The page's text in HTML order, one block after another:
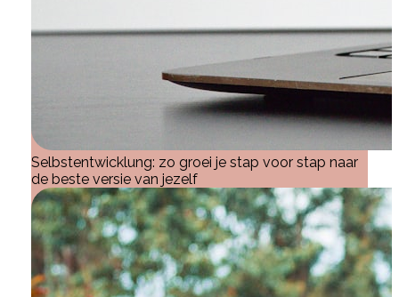
Selbstentwicklung: zo groei je stap voor stap naar
de beste versie van jezelf